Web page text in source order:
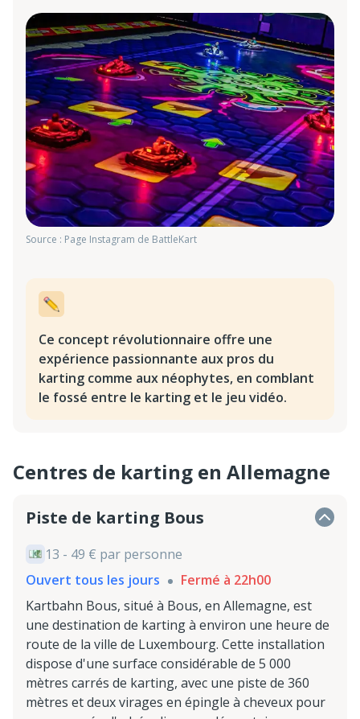
Source : Page Instagram de BattleKart
Ce concept révolutionnaire offre une
expérience passionnante aux pros du
karting comme aux néophytes, en comblant
le fossé entre le karting et le jeu vidéo.
Centres de karting en Allemagne
Piste de karting Bous
13 - 49 € par personne
Ouvert tous les jours
Fermé à 22h00
Kartbahn Bous, situé à Bous, en Allemagne, est
une destination de karting à environ une heure de
route de la ville de Luxembourg. Cette installation
dispose d'une surface considérable de 5 000
mètres carrés de karting, avec une piste de 360
mètres et deux virages en épingle à cheveux pour